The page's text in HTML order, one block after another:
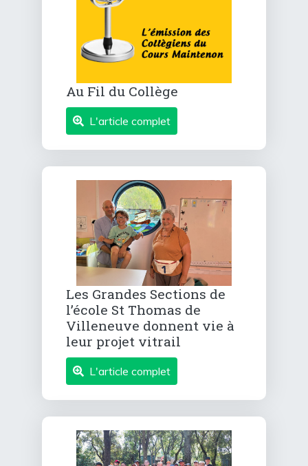
Au Fil du Collège
L'article complet
Les Grandes Sections de
l’école St Thomas de
Villeneuve donnent vie à
leur projet vitrail
L'article complet